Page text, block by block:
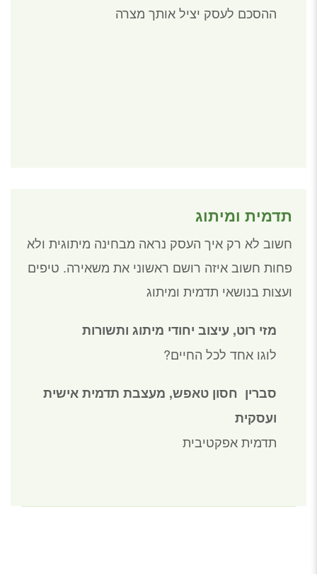
תדמית ומיתוג
חשוב לא רק איך העסק נראה מבחינה מיתוגית ולא
פחות חשוב איזה רושם ראשוני את משאירה. טיפים
ועצות בנושאי תדמית ומיתוג
מזי רוט, עיצוב יחודי מיתוג ותשורות
לוגו אחד לכל החיים?
סברין חסון טאפש, מעצבת תדמית אישית
ועסקית
תדמית אפקטיבית
ההסכם לעסק יציל אותך מצרה